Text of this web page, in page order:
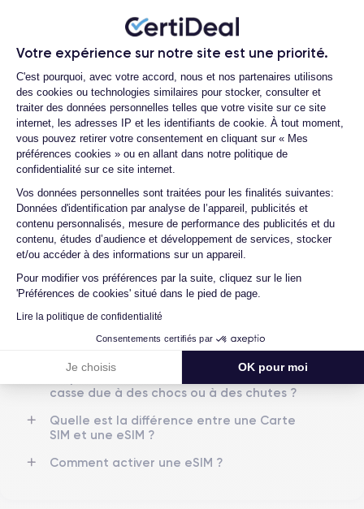
Votre expérience sur notre site est une priorité.
Plateforme de Gestion du
C'est pourquoi, avec votre accord, nous et nos partenaires utilisons
des cookies ou technologies similaires pour stocker, consulter et
traiter des données personnelles telles que votre visite sur ce site
internet, les adresses IP et les identifiants de cookie. À tout moment,
vous pouvez retirer votre consentement en cliquant sur « Mes
préférences cookies » ou en allant dans notre politique de
confidentialité sur ce site internet.
Vos données personnelles sont traitées pour les finalités suivantes:
Données d'identification par analyse de l’appareil, publicités et
contenu personnalisés, mesure de performance des publicités et du
contenu, études d’audience et développement de services, stocker
et/ou accéder à des informations sur un appareil.
Pour modifier vos préférences par la suite, cliquez sur le lien
'Préférences de cookies' situé dans le pied de page.
Lire la politique de confidentialité
Consentements certifiés par
Je choisis OK pour moi
Axeptio consent
Memoire interne
Nom de la puce
Puce A15 Bionic
Nombre de cœurs
6
Nom GPU
GPU 4 cœurs
Fréq. processeur
3.23 GHz
12 Mpx 12 Mpx
Résolution vidéo
4K - 3840 x 2160 px
Recharge rapide
Oui, minimum 18W
Batterie
3240 mAh
Type de SIM
Nano-SIM + eSIM
Réseau mobile Débloqué
Oui, tous opérateurs
smartphone, vous pouvez consulter lafiche technique de l'iPhone
Quels sont les accessoires inclus dans la
commande ?
Quelles garanties offrez-vous sur vos
produits ?
Quels sont vos modes de paiement ?
Est-il possible de payer l'iPhone 13 en
plusieurs fois ?
Que se passe-t-il après avoir passé la
Quelle société utilisez-vous pour
l'expédition ?
Quels sont les délais de livraison ?
Que se passe-t-il si je change d'avis
après avoir acheté/reçu le produit ?
Comment demander un retour ?
Comment contacter le service client ?
Proposez-vous une assurance en cas de
casse due à des chocs ou à des chutes ?
Quelle est la différence entre une Carte
SIM et une eSIM ?
Comment activer une eSIM ?